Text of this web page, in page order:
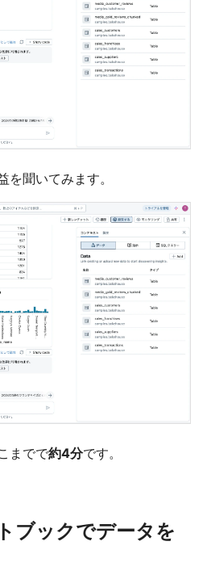
を聞いてみます。
までで約4分です。
ブックでデータを